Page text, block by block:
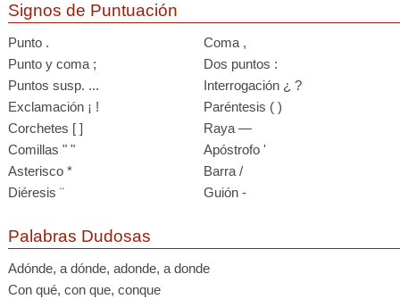
Signos de Puntuación
Punto .
Coma ,
Punto y coma ;
Dos puntos :
Puntos susp. ...
Interrogación ¿ ?
Exclamación ¡ !
Paréntesis ( )
Corchetes [ ]
Raya —
Comillas " "
Apóstrofo '
Asterisco *
Barra /
Diéresis ¨
Guión -
Palabras Dudosas
Adónde, a dónde, adonde, a donde
Con qué, con que, conque